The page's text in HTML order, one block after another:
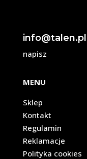
info@talen.pl
napisz
MENU
Sklep
Kontakt
Regulamin
Reklamacje
Polityka cookies